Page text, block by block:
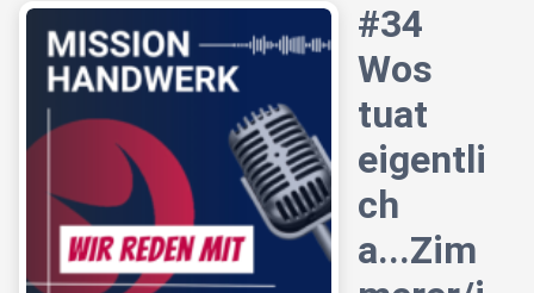
#34
Wos
tuat
eigentli
ch
a...Zim